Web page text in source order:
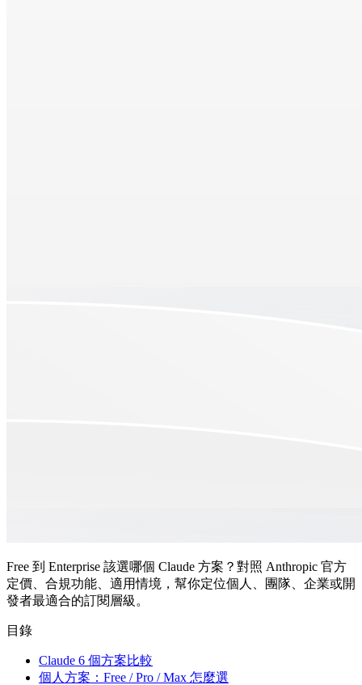
Free 到 Enterprise 該選哪個 Claude 方案？對照 Anthropic 官方
定價、合規功能、適用情境，幫你定位個人、團隊、企業或開
發者最適合的訂閱層級。
目錄
Claude 6 個方案比較
個人方案：Free / Pro / Max 怎麼選